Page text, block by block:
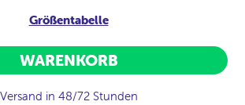
Größentabelle
WARENKORB
Versand in 48/72 Stunden